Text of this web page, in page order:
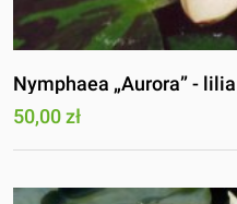
Nymphaea „Aurora” -
50,00 zł